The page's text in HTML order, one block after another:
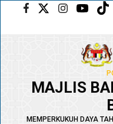
Langkau ke kandungan
MAJLIS
MEMPERKUKUH DAYA